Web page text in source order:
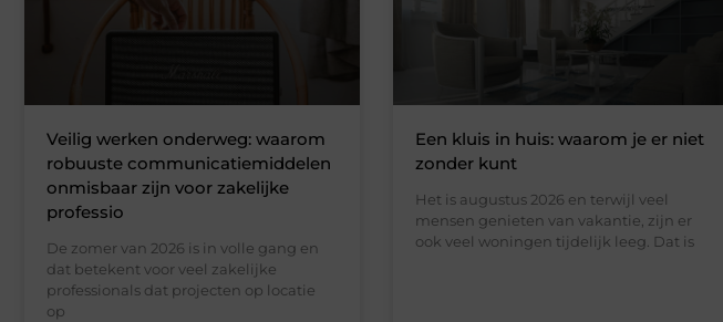
Veilig werken onderweg: waarom
robuuste communicatiemiddelen
onmisbaar zijn voor zakelijke
professio
De zomer van 2026 is in volle gang en
dat betekent voor veel zakelijke
professionals dat projecten op locatie
op
Een kluis in huis: waarom je er niet
zonder kunt
Het is augustus 2026 en terwijl veel
mensen genieten van vakantie, zijn er
ook veel woningen tijdelijk leeg. Dat is